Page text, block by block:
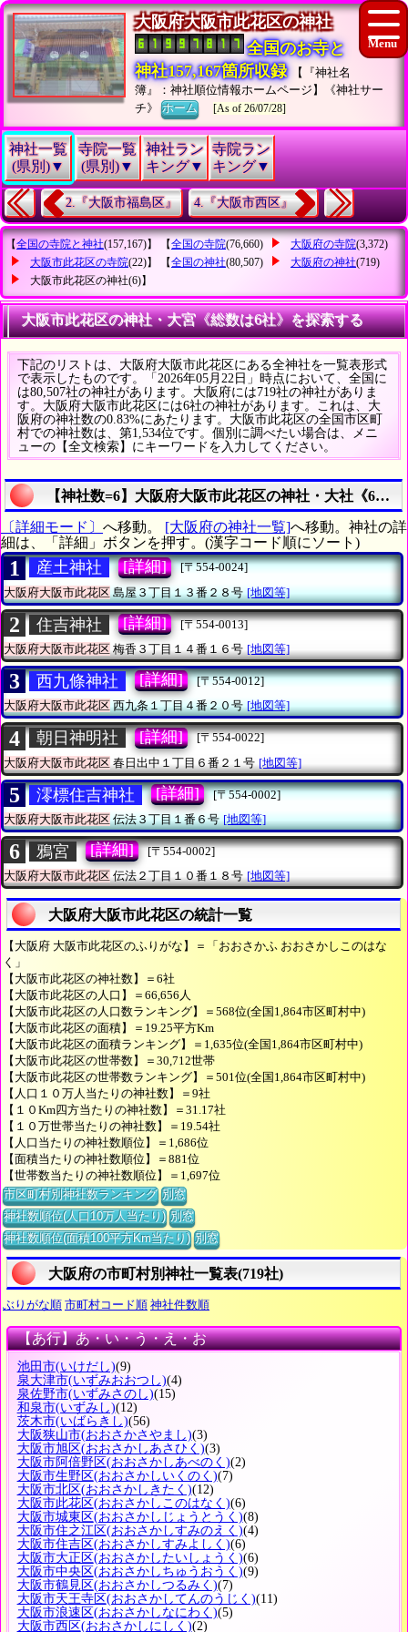
大阪府大阪市此花区の神社
全国のお寺と
神社157,167箇所収録
【『神社名
簿』：神社順位情報ホームページ】《神社サー
チ》ホーム [As of 26/07/28]
神社一覧
(県別)▼
寺院一覧
(県別)▼
神社ラン
キング▼
寺院ラン
キング▼
2.『大阪市福島区』 4.『大阪市西区』
【全国の寺院と神社(157,167)】 【全国の寺院(76,660) 大阪府の寺院(3,372)
大阪市此花区の寺院(22)】 【全国の神社(80,507) 大阪府の神社(719)
大阪市此花区の神社(6)】
大阪市此花区の神社・大宮《総数は6社》を探索する
下記のリストは、大阪府大阪市此花区にある全神社を一覧表形式
で表示したものです。「2026年05月22日」時点において、全国に
は80,507社の神社があります。大阪府には719社の神社がありま
す。大阪府大阪市此花区には6社の神社があります。これは、大
阪府の神社数の0.83%にあたります。大阪市此花区の全国市区町
村での神社数は、第1,534位です。個別に調べたい場合は、メニ
ューの【全文検索】にキーワードを入力してください。
【神社数=6】大阪府大阪市此花区の神社・大社《6社
〔詳細モード〕 へ移動。 [大阪府の神社一覧]へ移動。神社の詳
細は、「詳細」ボタンを押す。(漢字コード順にソート)
1 産土神社 [詳細]
[〒554-0024]
大阪府大阪市此花区島屋３丁目１３番２８号 [地図等]
2 住吉神社 [詳細]
[〒554-0013]
大阪府大阪市此花区梅香３丁目１４番１６号 [地図等]
3 西九條神社 [詳細]
[〒554-0012]
大阪府大阪市此花区西九条１丁目４番２０号 [地図等]
4 朝日神明社 [詳細]
[〒554-0022]
大阪府大阪市此花区 春日出中１丁目６番２１号 [地図等]
5 澪標住吉神社 [詳細]
[〒554-0002]
大阪府大阪市此花区伝法３丁目１番６号 [地図等]
6 鴉宮 [詳細]
[〒554-0002]
大阪府大阪市此花区伝法２丁目１０番１８号 [地図等]
大阪府大阪市此花区の統計一覧
【大阪府 大阪市此花区のふりがな】＝「おおさかふ おおさかしこのはな
く」
【大阪市此花区の神社数】＝6社
【大阪市此花区の人口】＝66,656人
【大阪市此花区の人口数ランキング】＝568位(全国1,864市区町村中)
【大阪市此花区の面積】＝19.25平方Km
【大阪市此花区の面積ランキング】＝1,635位(全国1,864市区町村中)
【大阪市此花区の世帯数】＝30,712世帯
【大阪市此花区の世帯数ランキング】＝501位(全国1,864市区町村中)
【人口１０万人当たりの神社数】＝9社
【１０Km四方当たりの神社数】＝31.17社
【１０万世帯当たりの神社数】＝19.54社
【人口当たりの神社数順位】＝1,686位
【面積当たりの神社数順位】＝881位
【世帯数当たりの神社数順位】＝1,697位
市区町村別神社数ランキング 別窓
神社数順位(人口10万人当たり) 別窓
神社数順位(面積100平方Km当たり) 別窓
大阪府の市町村別神社一覧表(719社)
ぶりがな順 市町村コード順 神社件数順
【あ行】あ・い・う・え・お
池田市(いけだし)(9)
泉大津市(いずみおおつし)(4)
泉佐野市(いずみさのし)(15)
和泉市(いずみし)(12)
茨木市(いばらきし)(56)
大阪狭山市(おおさかさやまし)(3)
大阪市旭区(おおさかしあさひく)(3)
大阪市阿倍野区(おおさかしあべのく)(2)
大阪市生野区(おおさかしいくのく)(7)
大阪市北区(おおさかしきたく)(12)
大阪市此花区(おおさかしこのはなく)(6)
大阪市城東区(おおさかしじょうとうく)(8)
大阪市住之江区(おおさかしすみのえく)(4)
大阪市住吉区(おおさかしすみよしく)(6)
大阪市大正区(おおさかしたいしょうく)(6)
大阪市中央区(おおさかしちゅうおうく)(9)
大阪市鶴見区(おおさかしつるみく)(7)
大阪市天王寺区(おおさかしてんのうじく)(11)
大阪市浪速区(おおさかしなにわく)(5)
大阪市西区(おおさかしにしく)(2)